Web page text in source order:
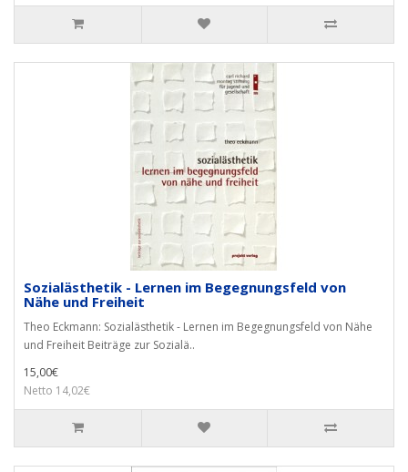
Sozialästhetik - Lernen im Begegnungsfeld von
Nähe und Freiheit
Theo Eckmann: Sozialästhetik - Lernen im Begegnungsfeld von Nähe
und Freiheit Beiträge zur Sozialä..
15,00€
Netto 14,02€